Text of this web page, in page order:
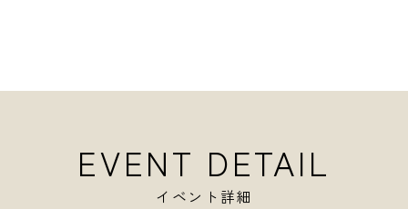
EVENT DETAIL
イベント詳細